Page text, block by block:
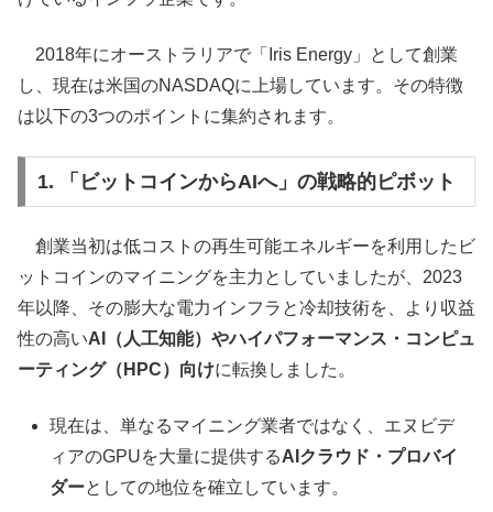
2018年にオーストラリアで「Iris Energy」として創業
し、現在は米国のNASDAQに上場しています。その特徴
は以下の3つのポイントに集約されます。
1. 「ビットコインからAIへ」の戦略的ピボット
創業当初は低コストの再生可能エネルギーを利用したビ
ットコインのマイニングを主力としていましたが、2023
年以降、その膨大な電力インフラと冷却技術を、より収益
性の高いAI（人工知能）やハイパフォーマンス・コンピュ
ーティング（HPC）向けに転換しました。
現在は、単なるマイニング業者ではなく、エヌビデ
ィアのGPUを大量に提供するAIクラウド・プロバイ
ダーとしての地位を確立しています。